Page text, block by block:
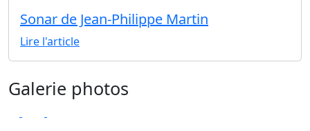
Sonar de Jean-Philippe Martin
Lire l'article
Galerie photos